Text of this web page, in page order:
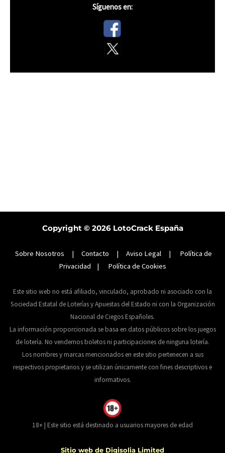
Síguenos en:
Copyright © 2026 LotoCrack España
Sobre Nosotros | Contacto | Aviso Legal| Política de
Privacidad | Política de Cookies
Este sitio web no está afiliado, vinculado, aprobado ni asociado con la
Sociedad Estatal de Loterías y Apuestas del Estado ni con la Organización
Nacional de Ciegos Españoles.
La información proporcionada se basa en datos públicos sobre los juegos
de lotería. No vendemos boletos ni participaciones de ninguna lotería.
Los nombres y marcas mencionados en este sitio pertenecen a sus
respectivos propietarios y se utilizan únicamente con fines descriptivos e
informativos.
18+ | Este sitio está destinado a usuarios mayores de edad
Sitio web de Digisolia Limited